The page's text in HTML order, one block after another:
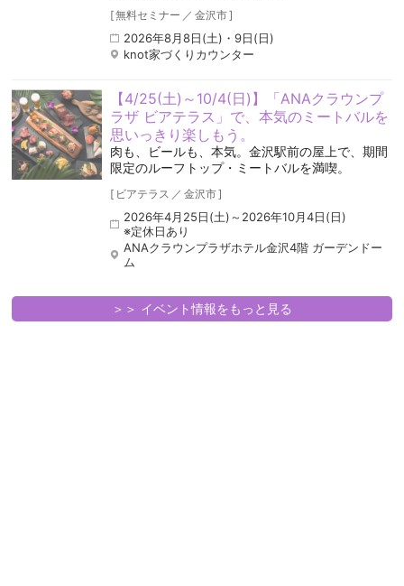
[無料セミナー ／ 金沢市]
2026年8月8日(土)・9日(日)
knot家づくりカウンター
【4/25(土)～10/4(日)】「ANAクラウンプ
ラザ ビアテラス」で、本気のミートバルを
思いっきり楽しもう。
肉も、ビールも、本気。金沢駅前の屋上で、期間
限定のルーフトップ・ミートバルを満喫。
[ ビアテラス ／ 金沢市]
2026年4月25日(土)～2026年10月4日(日)
※定休日あり
ANAクラウンプラザホテル金沢4階 ガーデンドー
ム
＞＞ イベント情報をもっと見る